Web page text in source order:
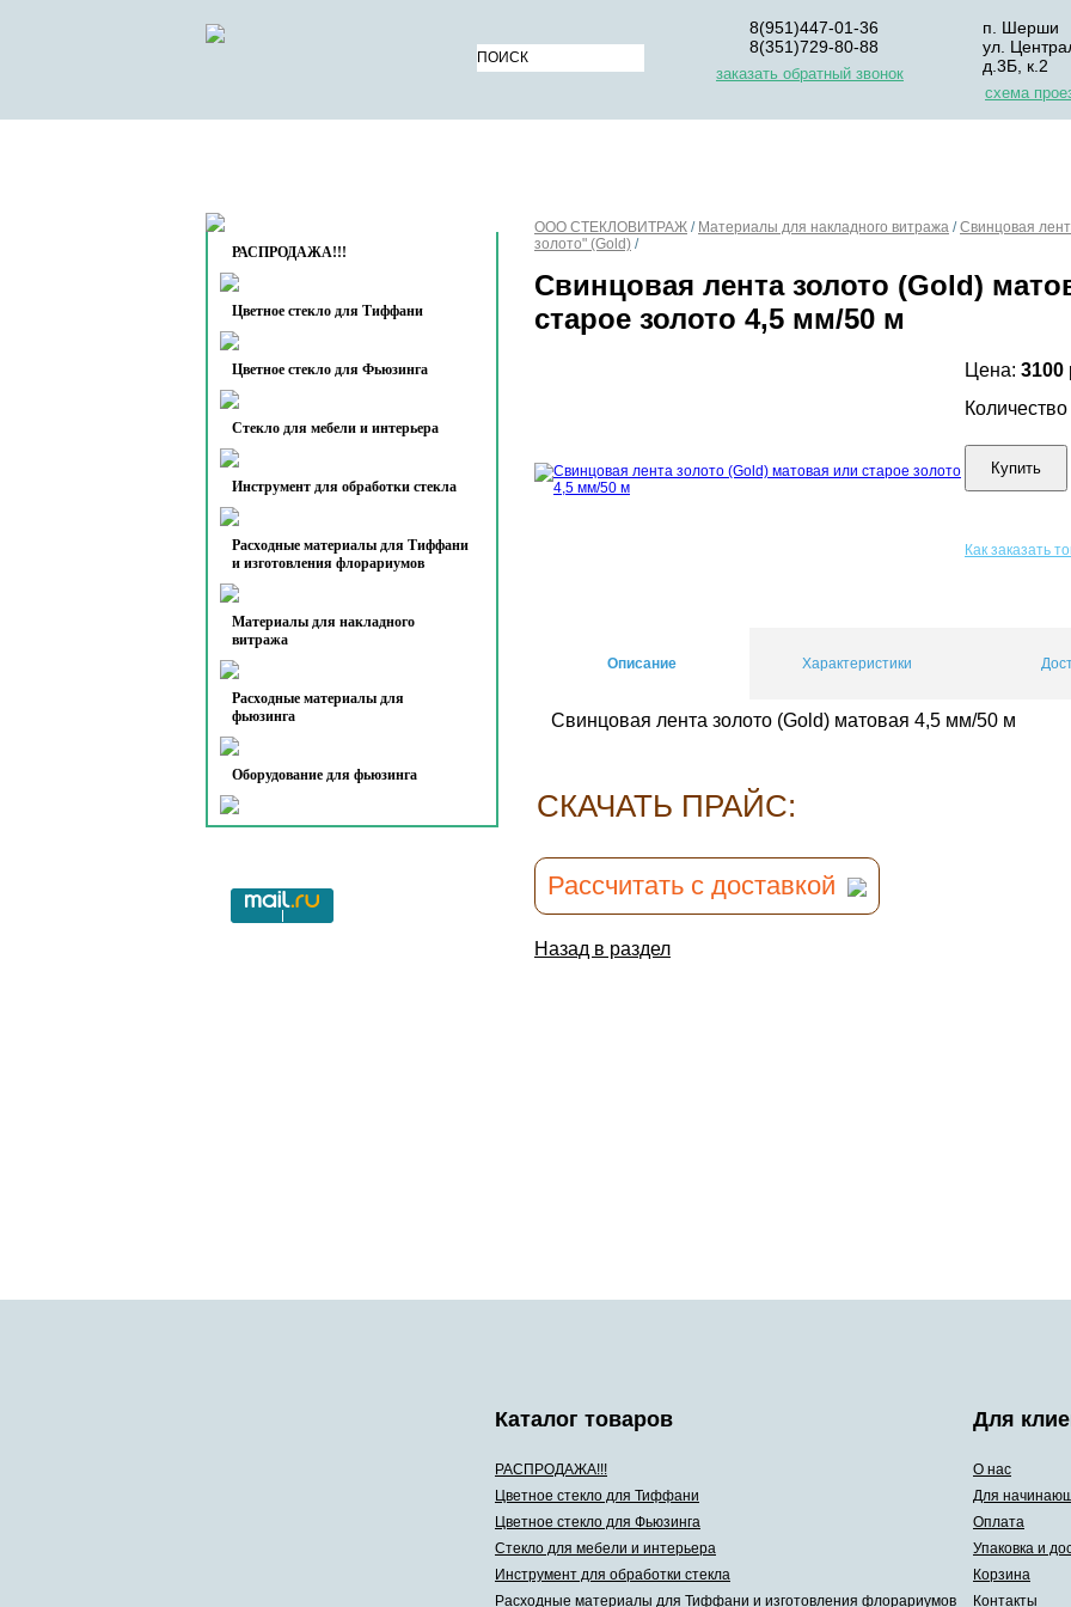
8(951)447-01-36
8(351)729-80-88
заказать обратный звонок
п. Шерши
ул.
д.3Б, к.2
схема
РАСПРОДАЖА!!!
Цветное стекло для Тиффани
Цветное стекло для Фьюзинга
Стекло для мебели и интерьера
Инструмент для обработки стекла
Расходные материалы для Тиффани
и изготовления флорариумов
Материалы для накладного
витража
Расходные материалы для
фьюзинга
Оборудование для фьюзинга
ООО СТЕКЛОВИТРАЖ / Материалы для накладного витража /Свинцовая
золото" (Gold) /
Свинцовая лента золото (Gold)
старое золото 4,5 мм/50 м
Цена: 3100
Количество
Купить
Как заказать
Описание Характеристики
Свинцовая лента золото (Gold) матовая 4,5 мм/50 м
CКАЧАТЬ ПРАЙС:
Рассчитать с доставкой
Назад в раздел
Каталог товаров
РАСПРОДАЖА!!!
Цветное стекло для Тиффани
Цветное стекло для Фьюзинга
Стекло для мебели и интерьера
Инструмент для обработки стекла
Расходные материалы для Тиффани и изготовления флорариумов
Для
О нас
Для
Оплата
Упаковка и
Корзина
Контакты